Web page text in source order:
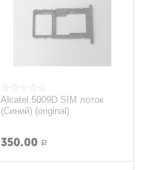
Alcatel 5009D SIM лоток
(Синий) (original)
350.00 Р